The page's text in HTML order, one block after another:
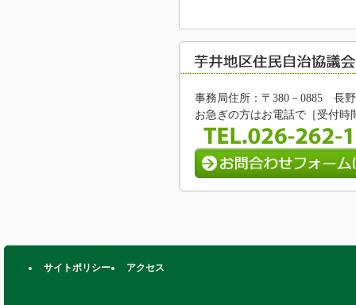
事務局住所：〒380－0885 長
お急ぎの方はお電話で［受付時
サイトポリシー アクセス